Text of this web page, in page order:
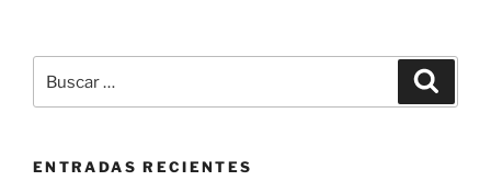
por:
ENTRADAS RECIENTES